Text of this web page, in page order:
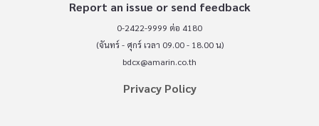
Report an issue or send feedback
0-2422-9999 ต่อ 4180
(จันทร์ - ศุกร์ เวลา 09.00 - 18.00 น)
bdcx@amarin.co.th
Privacy Policy